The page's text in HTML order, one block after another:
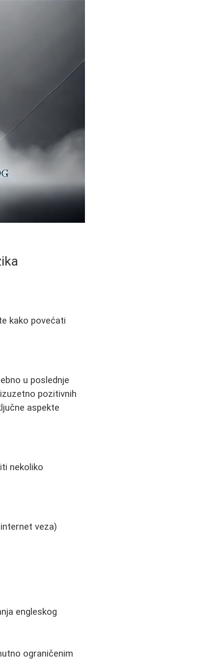
kako povećati
u poslednje
pozitivnih
aspekte
nekoliko
veza)
engleskog
ograničenim